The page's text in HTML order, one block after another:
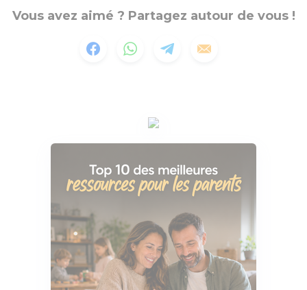
Vous avez aimé ? Partagez autour de vous !